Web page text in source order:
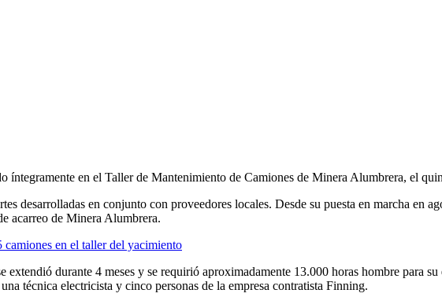
íntegramente en el Taller de Mantenimiento de Camiones de Minera Alumbrera, el
desarrolladas en conjunto con proveedores locales. Desde su puesta en marcha en
acarreo de Minera Alumbrera.
extendió durante 4 meses y se requirió aproximadamente 13.000 horas hombre para
técnica electricista y cinco personas de la empresa contratista Finning.